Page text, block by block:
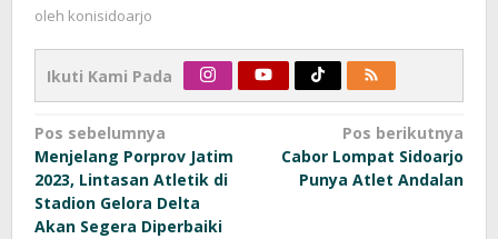
oleh konisidoarjo
Ikuti Kami Pada
Navigasi
pos
Pos sebelumnya
Menjelang Porprov Jatim
2023, Lintasan Atletik di
Stadion Gelora Delta
Akan Segera Diperbaiki
Pos berikutnya
Cabor Lompat Sidoarjo
Punya Atlet Andalan